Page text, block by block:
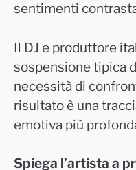
sentimenti
Il DJ e produttore
sospensione tipica
necessità di
risultato è una
emotiva più
Spiega l’artista a